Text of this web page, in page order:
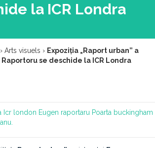
la ICR Londra
› Arts visuels › Expoziția „Raport urban” a
se deschide la ICR Londra
Icr london Eugen raportaru Poarta buckingham